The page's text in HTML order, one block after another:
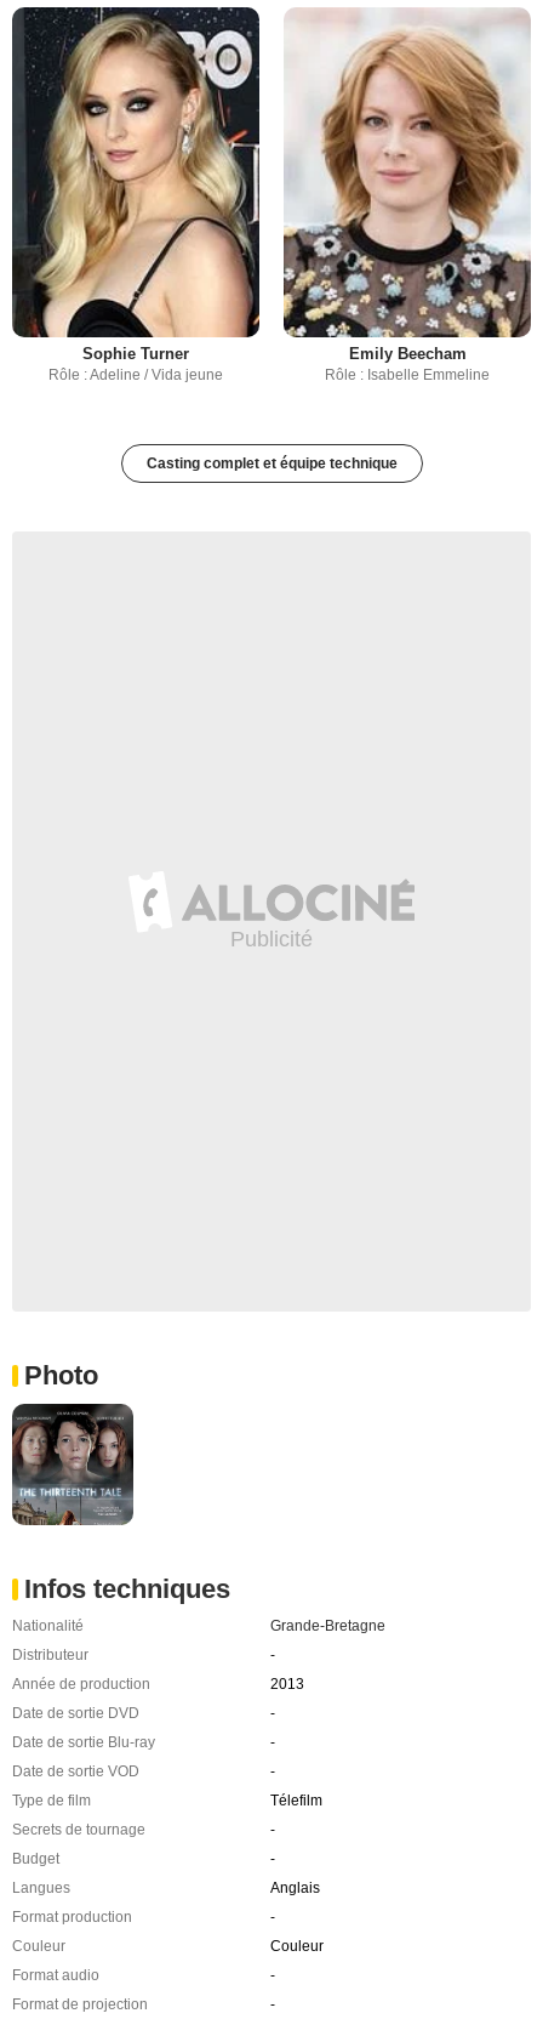
Sophie Turner
Rôle : Adeline / Vida jeune
Emily Beecham
Rôle : Isabelle Emmeline
Casting complet et équipe technique
Photo
Infos techniques
Nationalité
Grande-Bretagne
Distributeur
-
Année de production
2013
Date de sortie DVD
-
Date de sortie Blu-ray
-
Date de sortie VOD
-
Type de film
Télefilm
Secrets de tournage
-
Budget
-
Langues
Anglais
Format production
-
Couleur
Couleur
Format audio
-
Format de projection
-